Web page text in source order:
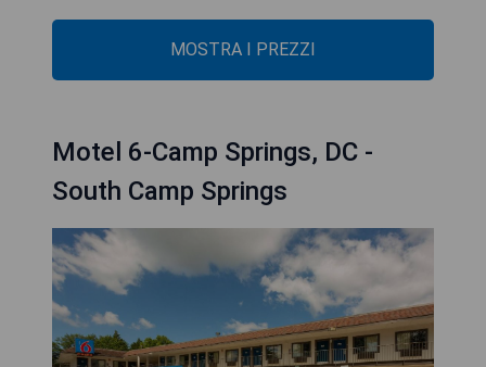
MOSTRA I PREZZI
Motel 6-Camp Springs, DC -
South Camp Springs